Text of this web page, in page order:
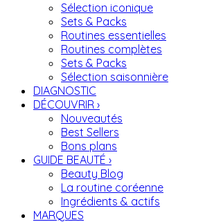
Sélection iconique
Sets & Packs
Routines essentielles
Routines complètes
Sets & Packs
Sélection saisonnière
DIAGNOSTIC
DÉCOUVRIR ›
Nouveautés
Best Sellers
Bons plans
GUIDE BEAUTÉ ›
Beauty Blog
La routine coréenne
Ingrédients & actifs
MARQUES